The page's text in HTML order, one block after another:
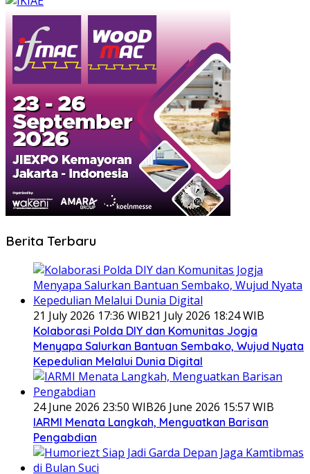
Berita Terbaru
21 July 2026 17:36 WIB21 July 2026 18:24 WIB
Kolaborasi Polda DIY dan Komunitas Jogja
Menyapa Salurkan Bantuan Sembako, Wujud Nyata
Kepedulian Melalui Dunia Digital
24 June 2026 23:50 WIB26 June 2026 15:57 WIB
IARMI Menata Langkah, Menguatkan Barisan
Pengabdian